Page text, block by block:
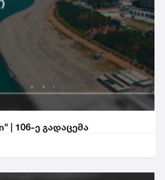
| 106-ე გადაცემა